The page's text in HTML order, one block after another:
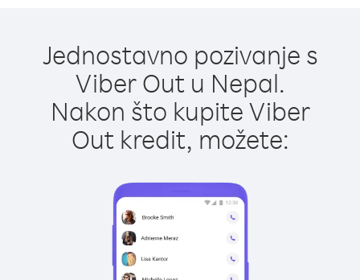
Jednostavno pozivanje s
Viber Out u Nepal.
Nakon što kupite Viber
Out kredit, možete: